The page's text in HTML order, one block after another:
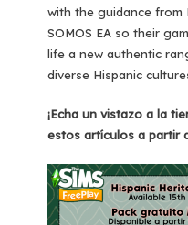
with the guidance from
SOMOS EA so their
life a new authentic
diverse Hispanic
¡Echa un vistazo a la
estos artículos a partir